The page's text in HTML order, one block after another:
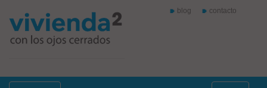
blog contacto